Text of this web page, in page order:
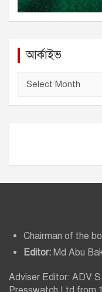
আর্কাইভ
ই
Chairman of the
Editor: Md Abu
Adviser Editor: ADV